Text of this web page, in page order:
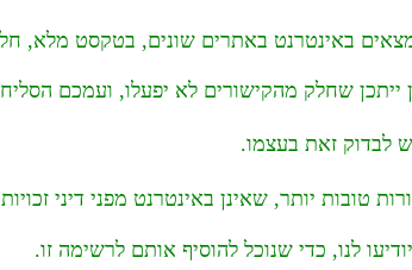
באינטרנט באתרים שונים, בטקסט מלא,
שחלק מהקישורים לא יפעלו, ועמכם
לבדוק זאת בעצמו.
טובות יותר, שאינן באינטרנט מפני דיני זכויות
לנו, כדי שנוכל להוסיף אותם לרשימה זו.